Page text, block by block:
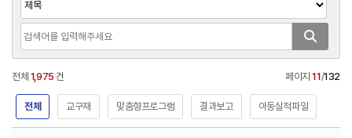
전체 1,975 건 페이지11/132
전체 교구재 맞춤형프로그램 결과보고 아동실적파일